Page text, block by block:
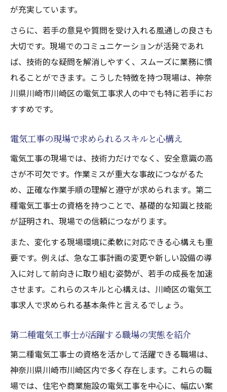
が充実しています。
さらに、若手の意見や質問を受け入れる風通しの良さも
大切です。現場でのコミュニケーションが活発であれ
ば、技術的な疑問を解消しやすく、スムーズに業務に慣
れることができます。こうした特徴を持つ現場は、神奈
川県川崎市川崎区の電気工事求人の中でも特に若手にお
すすめです。
電気工事の現場で求められるスキルと心構え
電気工事の現場では、技術力だけでなく、安全意識の高
さが不可欠です。作業ミスが重大な事故につながるた
め、正確な作業手順の理解と遵守が求められます。第二
種電気工事士の資格を持つことで、基礎的な知識と技能
が証明され、現場での信頼につながります。
また、変化する現場環境に柔軟に対応できる心構えも重
要です。例えば、急な工事計画の変更や新しい設備の導
入に対して前向きに取り組む姿勢が、若手の成長を加速
させます。これらのスキルと心構えは、川崎区の電気工
事求人で求められる基本条件と言えるでしょう。
第二種電気工事士が活躍する職場の実態を紹介
第二種電気工事士の資格を活かして活躍できる職場は、
神奈川県川崎市川崎区内で多く存在します。これらの職
場では、住宅や商業施設の電気工事を中心に、幅広い案